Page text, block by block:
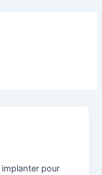
pour